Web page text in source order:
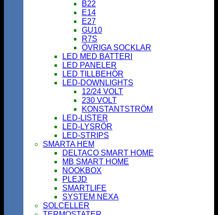
B22
E14
E27
GU10
R7S
ÖVRIGA SOCKLAR
LED MED BATTERI
LED PANELER
LED TILLBEHÖR
LED-DOWNLIGHTS
12/24 VOLT
230 VOLT
KONSTANTSTRÖM
LED-LISTER
LED-LYSRÖR
LED-STRIPS
SMARTA HEM
DELTACO SMART HOME
MB SMART HOME
NOOKBOX
PLEJD
SMARTLIFE
SYSTEM NEXA
SOLCELLER